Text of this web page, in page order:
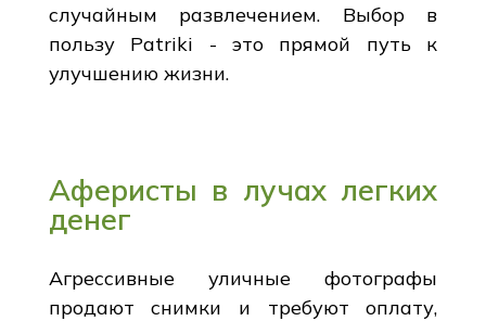
случайным развлечением. Выбор в
пользу Patriki - это прямой путь к
улучшению жизни.
Аферисты в лучах легких
денег
Агрессивные уличные фотографы
продают снимки и требуют оплату,